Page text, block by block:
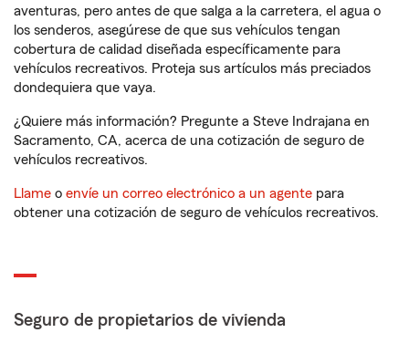
aventuras, pero antes de que salga a la carretera, el agua o
los senderos, asegúrese de que sus vehículos tengan
cobertura de calidad diseñada específicamente para
vehículos recreativos. Proteja sus artículos más preciados
dondequiera que vaya.
¿Quiere más información? Pregunte a Steve Indrajana en
Sacramento, CA, acerca de una cotización de seguro de
vehículos recreativos.
Llame o envíe un correo electrónico a un agente para
obtener una cotización de seguro de vehículos recreativos.
Seguro de propietarios de vivienda